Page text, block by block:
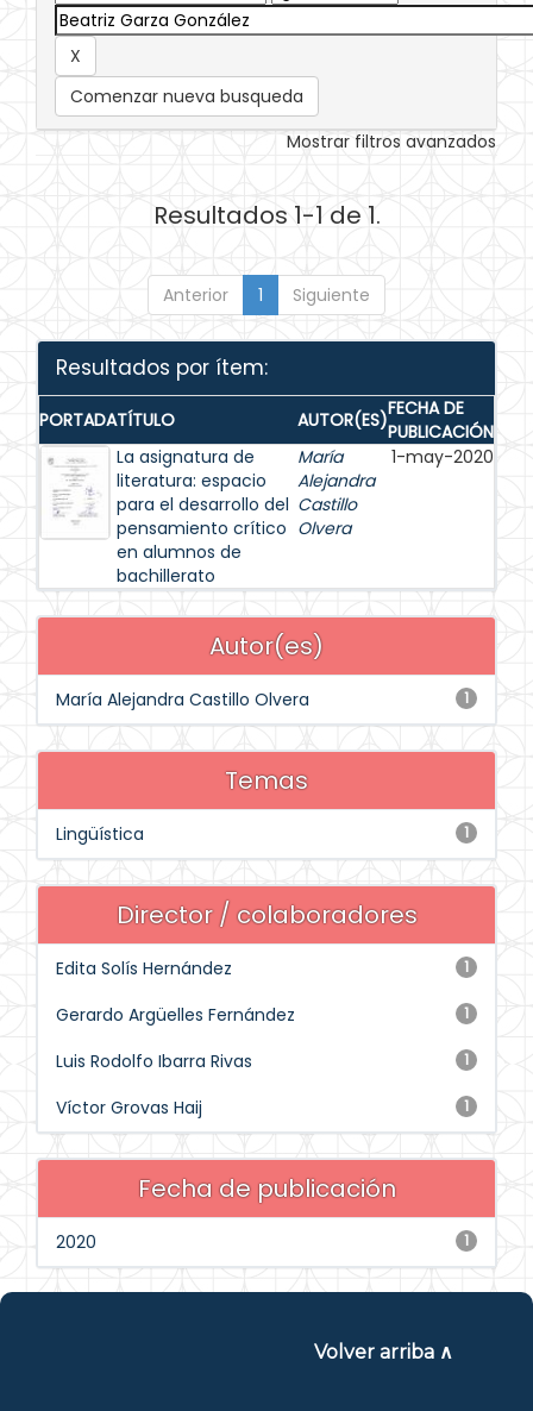
Comenzar nueva busqueda
Mostrar filtros avanzados
Resultados 1-1 de 1.
Anterior 1 Siguiente
Resultados por ítem:
PORTADATÍTULO AUTOR(ES)FECHA DE
PUBLICACIÓN
La asignatura de
literatura: espacio
para el desarrollo del
pensamiento crítico
en alumnos de
bachillerato
María
Alejandra
Castillo
Olvera
1-may-2020
Autor(es)
1
María Alejandra Castillo Olvera
Temas
1
Lingüística
Director / colaboradores
1
Edita Solís Hernández
1
Gerardo Argüelles Fernández
1
Luis Rodolfo Ibarra Rivas
1
Víctor Grovas Haij
Fecha de publicación
1
2020
Volver arriba ∧